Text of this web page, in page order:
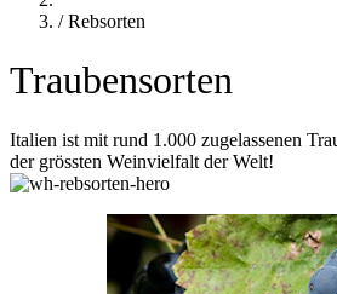
/ Rebsorten
Traubensorten
Italien ist mit rund 1.000 zugelassenen
der grössten Weinvielfalt der Welt!